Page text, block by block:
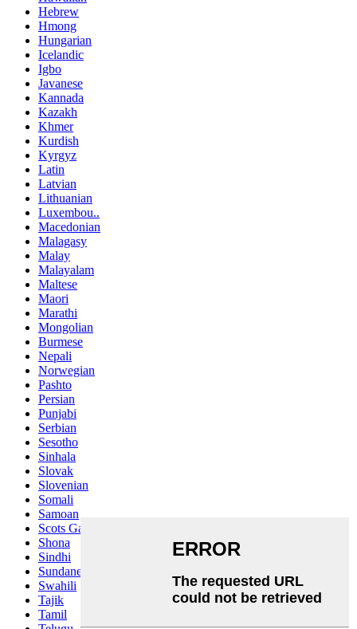
Hebrew
Hmong
Hungarian
Icelandic
Igbo
Javanese
Kannada
Kazakh
Khmer
Kurdish
Kyrgyz
Latin
Latvian
Lithuanian
Luxembou..
Macedonian
Malagasy
Malay
Malayalam
Maltese
Maori
Marathi
Mongolian
Burmese
Nepali
Norwegian
Pashto
Persian
Punjabi
Serbian
Sesotho
Sinhala
Slovak
Slovenian
Somali
Samoan
Scots Gaelic
Shona
Sindhi
Sundanese
Swahili
Tajik
Tamil